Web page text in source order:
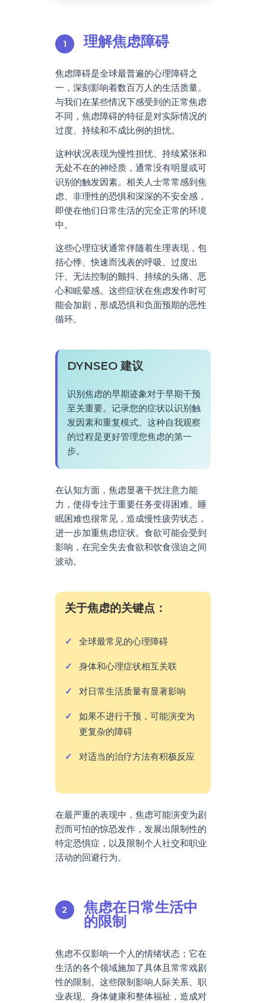
理解焦虑障碍
焦虑障碍是全球最普遍的心理障碍之
一，深刻影响着数百万人的生活质量。
与我们在某些情况下感受到的正常焦虑
不同，焦虑障碍的特征是对实际情况的
过度、持续和不成比例的担忧。
这种状况表现为慢性担忧、持续紧张和
无处不在的神经质，通常没有明显或可
识别的触发因素。相关人士常常感到焦
虑、非理性的恐惧和深深的不安全感，
即使在他们日常生活的完全正常的环境
中。
这些心理症状通常伴随着生理表现，包
括心悸、快速而浅表的呼吸、过度出
汗、无法控制的颤抖、持续的头痛、恶
心和眩晕感。这些症状在焦虑发作时可
能会加剧，形成恐惧和负面预期的恶性
循环。
DYNSEO 建议
识别焦虑的早期迹象对于早期干预
至关重要。记录您的症状以识别触
发因素和重复模式。这种自我观察
的过程是更好管理您焦虑的第一
步。
在认知方面，焦虑显著干扰注意力能
力，使得专注于重要任务变得困难。睡
眠困难也很常见，造成慢性疲劳状态，
进一步加重焦虑症状。食欲可能会受到
影响，在完全失去食欲和饮食强迫之间
波动。
关于焦虑的关键点：
全球最常见的心理障碍
身体和心理症状相互关联
对日常生活质量有显著影响
如果不进行干预，可能演变为
更复杂的障碍
对适当的治疗方法有积极反应
在最严重的表现中，焦虑可能演变为剧
烈而可怕的惊恐发作，发展出限制性的
特定恐惧症，以及限制个人社交和职业
活动的回避行为。
焦虑在日常生活中
的限制
焦虑不仅影响一个人的情绪状态；它在
生活的各个领域施加了具体且常常戏剧
性的限制。这些限制影响人际关系、职
业表现、身体健康和整体福祉，造成对